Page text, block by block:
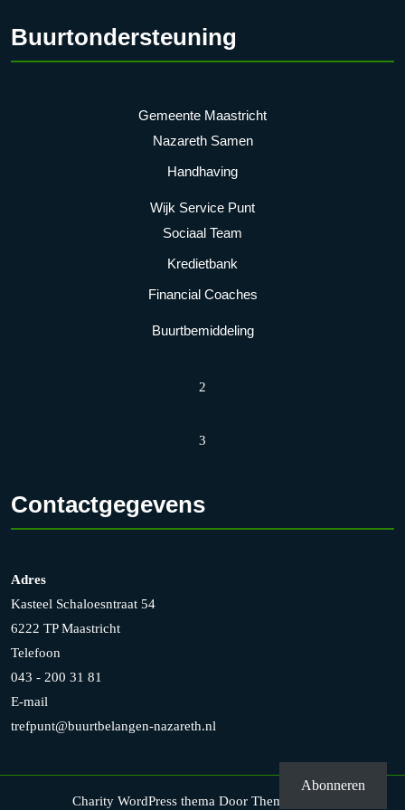
Buurtondersteuning
Gemeente Maastricht
Nazareth Samen
Handhaving
Wijk Service Punt
Sociaal Team
Kredietbank
Financial Coaches
Buurtbemiddeling
2
3
Contactgegevens
Adres
Kasteel Schaloesntraat 54
6222 TP Maastricht
Telefoon
043 - 200 31 81
E-mail
trefpunt@buurtbelangen-nazareth.nl
Charity WordPress thema Door Themesglance
Abonneren